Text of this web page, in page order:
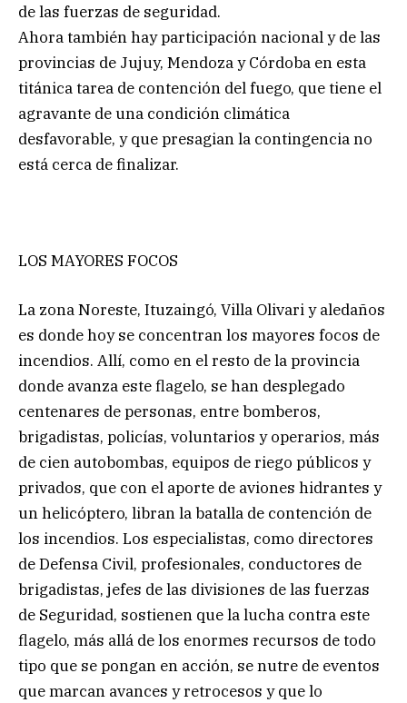
de las fuerzas de seguridad.
Ahora también hay participación nacional y de las
provincias de Jujuy, Mendoza y Córdoba en esta
titánica tarea de contención del fuego, que tiene el
agravante de una condición climática
desfavorable, y que presagian la contingencia no
está cerca de finalizar.
LOS MAYORES FOCOS
La zona Noreste, Ituzaingó, Villa Olivari y aledaños
es donde hoy se concentran los mayores focos de
incendios. Allí, como en el resto de la provincia
donde avanza este flagelo, se han desplegado
centenares de personas, entre bomberos,
brigadistas, policías, voluntarios y operarios, más
de cien autobombas, equipos de riego públicos y
privados, que con el aporte de aviones hidrantes y
un helicóptero, libran la batalla de contención de
los incendios. Los especialistas, como directores
de Defensa Civil, profesionales, conductores de
brigadistas, jefes de las divisiones de las fuerzas
de Seguridad, sostienen que la lucha contra este
flagelo, más allá de los enormes recursos de todo
tipo que se pongan en acción, se nutre de eventos
que marcan avances y retrocesos y que lo